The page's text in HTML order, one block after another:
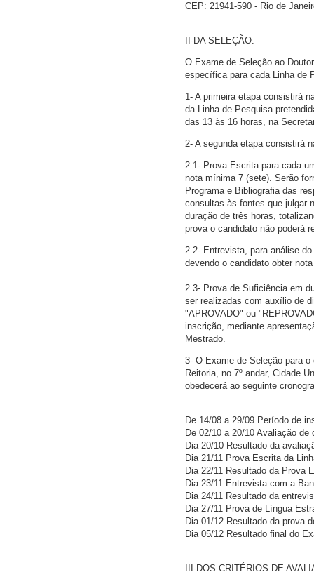
CEP: 21941-590 - Rio de
II-DA SELEÇÃO:
O Exame de Seleção ao
específica para cada Linha de
1- A primeira etapa consistirá
da Linha de Pesquisa
das 13 às 16 horas, na
2- A segunda etapa consistirá
2.1- Prova Escrita para cada
nota mínima 7 (sete). Serão
Programa e Bibliografia das
consultas às fontes que julgar
duração de três horas,
prova o candidato não poderá
2.2- Entrevista, para análise
devendo o candidato obter
2.3- Prova de Suficiência em
ser realizadas com auxílio de
"APROVADO" ou
inscrição, mediante
Mestrado.
3- O Exame de Seleção para
Reitoria, no 7º andar, Cidade
obedecerá ao seguinte
De 14/08 a 29/09 Período de
De 02/10 a 20/10 Avaliação
Dia 20/10 Resultado da
Dia 21/11 Prova Escrita da
Dia 22/11 Resultado da Prova
Dia 23/11 Entrevista com a
Dia 24/11 Resultado da
Dia 27/11 Prova de Língua
Dia 01/12 Resultado da prova
Dia 05/12 Resultado final do
III-DOS CRITÉRIOS DE